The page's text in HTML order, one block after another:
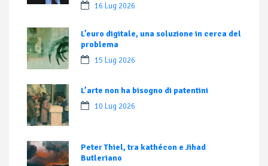
16 Lug 2026
L’euro digitale, una soluzione in cerca del
problema
15 Lug 2026
L’arte non ha bisogno di patentini
10 Lug 2026
Peter Thiel, tra kathécon e Jihad
Butleriano